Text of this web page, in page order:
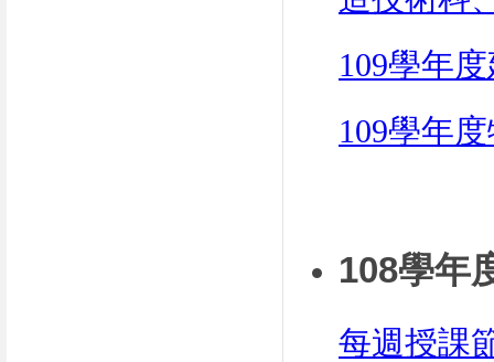
109學年
109學年
108學年
每週授課